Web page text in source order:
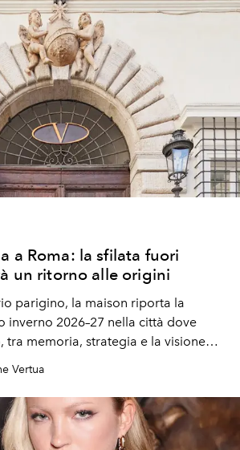
a Roma: la sfilata fuori
un ritorno alle origini
parigino, la maison riporta la
inverno 2026–27 nella città dove
tra memoria, strategia e la visione
Vertua